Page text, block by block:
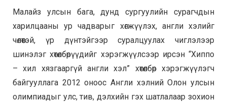
Малайз улсын бага, дунд сургуулийн сурагчдын
харилцааны ур чадварыг хөгжүүлэх, англи хэлийг
чөлөөтэй, үр дүнтэйгээр суралцуулах чиглэлээр
шинэлэг хөтөлбөрүүдийг хэрэгжүүлсээр ирсэн “Хиппо
– хил хязгааргүй англи хэл” хөтөлбөр хэрэгжүүлэгч
байгууллага 2012 оноос Англи хэлний Олон улсын
олимпиадыг улс, тив, дэлхийн гэх шатлалаар зохион